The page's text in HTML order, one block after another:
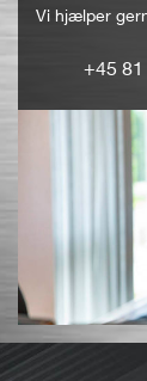
Vi hjælper
+45